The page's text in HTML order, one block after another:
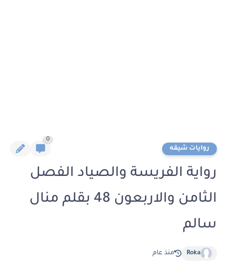
روايات شيقه
0
رواية الفريسة والصياد الفصل
الثامن والاربعون 48 بقلم منال
سالم
Roka منذ عام